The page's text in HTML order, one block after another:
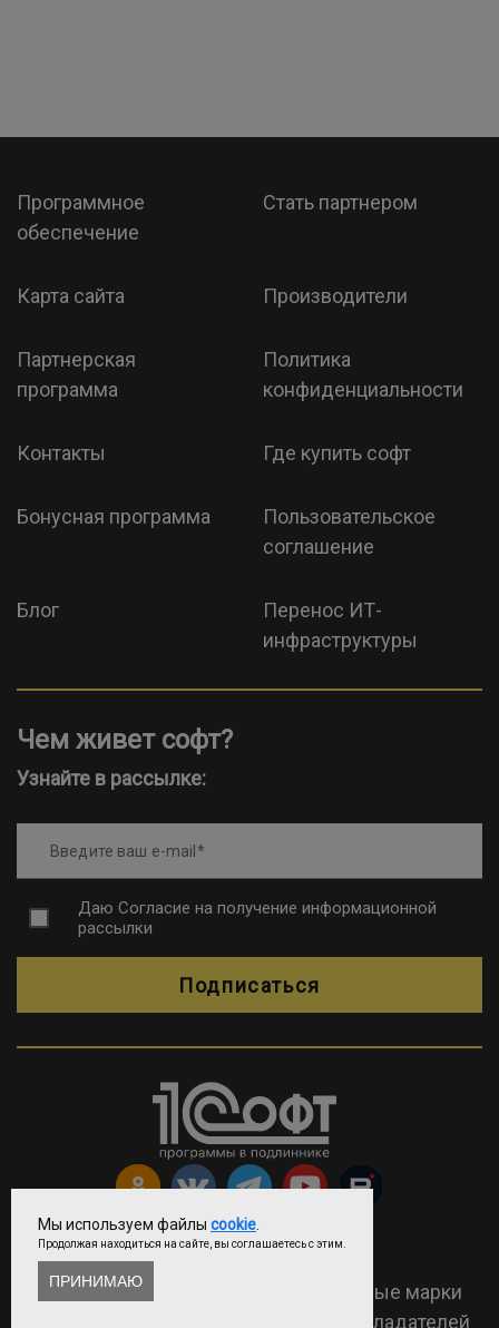
Программное
обеспечение
Стать партнером
Карта сайта Производители
Партнерская
программа
Политика
конфиденциальности
Контакты Где купить софт
Бонусная программа
Пользовательское
соглашение
Блог
Перенос ИТ-
инфраструктуры
Чем живет софт?
Узнайте в рассылке:
Введите ваш e-mail
Даю Согласие на получение информационной
рассылки
Подписаться
Copyright © ООО «Софтехно»
2026 Все права защищены. Все торговые марки
являются собственностью их правообладателей
Мы используем файлы cookie
Продолжая находиться на сайте, вы соглашаетесь с этим.
ПРИНИМАЮ